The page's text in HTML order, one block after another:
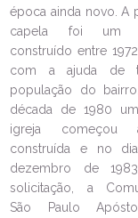
LEIA NO
Juventude
Primeira
26/03/2025
CATEGORIA
época ainda novo. A
capela foi um
construído entre
com a ajuda de
população do
década de 1980
igreja começou
construída e no
dezembro de
solicitação, a
São Paulo